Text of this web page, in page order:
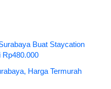
Buat Staycation
Rp480.000
Harga Termurah